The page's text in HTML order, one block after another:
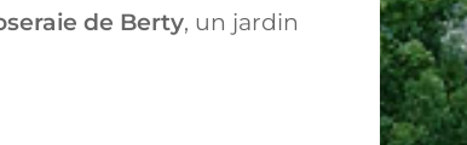
de Berty, un jardin